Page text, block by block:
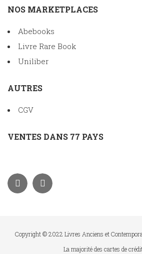
NOS MARKETPLACES
Abebooks
Livre Rare Book
Uniliber
AUTRES
CGV
VENTES DANS 77 PAYS
Copyright © 2022 Livres Anciens et
La majorité des cartes de